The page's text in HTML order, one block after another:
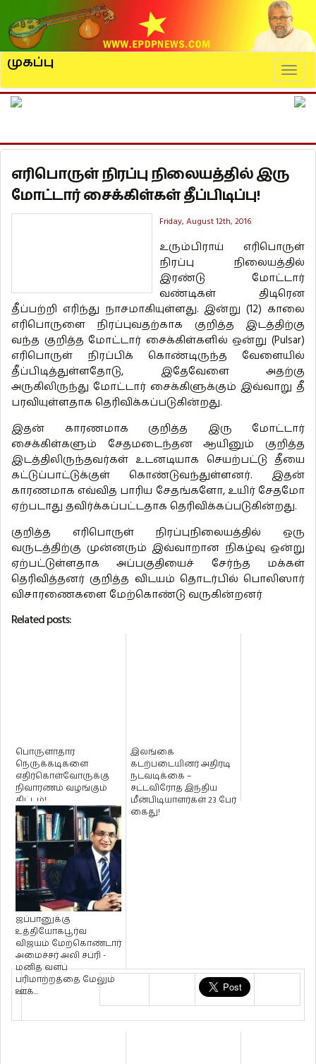
முகப்பு
எரிபொருள் நிரப்பு நிலையத்தில் இரு
மோட்டார் சைக்கிள்கள் தீப்பிடிப்பு!
Friday, August 12th, 2016
உரும்பிராய் எரிபொருள்
நிரப்பு நிலையத்தில்
இரண்டு மோட்டார்
வண்டிகள் திடிரென
தீப்பற்றி எரிந்து நாசமாகியுள்ளது. இன்று (12) காலை
எரிபொருளை நிரப்புவதற்காக குறித்த இடத்திற்கு
வந்த குறித்த மோட்டார் சைக்கிள்களில் ஒன்று (Pulsar)
எரிபொருள் நிரப்பிக் கொண்டிருந்த வேளையில்
தீப்பிடித்துள்ளதோடு, இதேவேளை அதற்கு
அருகிலிருந்து மோட்டார் சைக்கிளுக்கும் இவ்வாறு தீ
பரவியுள்ளதாக தெரிவிக்கப்படுகின்றது.
இதன் காரணமாக குறித்த இரு மோட்டார்
சைக்கிள்களும் சேதமடைந்தன ஆயினும் குறித்த
இடத்திலிருந்தவர்கள் உடனடியாக செயற்பட்டு தீயை
கட்டுப்பாட்டுக்குள் கொண்டுவந்துள்ளனர். இதன்
காரணமாக எவ்வித பாரிய சேதங்களோ, உயிர் சேதமோ
ஏற்படாது தவிர்க்கப்பட்டதாக தெரிவிக்கப்படுகின்றது.
குறித்த எரிபொருள் நிரப்புநிலையத்தில் ஒரு
வருடத்திற்கு முன்னரும் இவ்வாறான நிகழ்வு ஒன்று
ஏற்பட்டுள்ளதாக அப்பகுதியைச் சேர்ந்த மக்கள்
தெரிவித்தனர் குறித்த விடயம் தொடர்பில் பொலிஸார்
விசாரணைகளை மேற்கொண்டு வருகின்றனர்
Related posts:
பொருளாதார
நெருக்கடிகளை
எதிர்கொள்வோருக்கு
நிவாரணம் வழங்கும்
திட்டம்!
இலங்கை
கடற்படையினர் அதிரடி
நடவடிக்கை –
சட்டவிரோத இந்திய
மீன்பிடியாளர்கள் 23 பேர்
கைது!
ஜப்பானுக்கு
உத்தியோகபூர்வ
விஜயம் மேற்கொண்டார்
அமைச்சர் அலி சப்ரி -
மனித வளப்
பரிமாற்றத்தை மேலும்
ஊக்...